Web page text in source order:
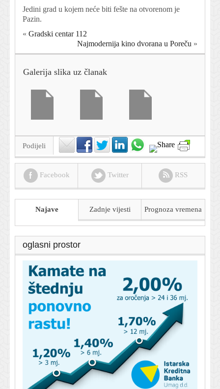
Jedini grad u kojem neće biti fešte na otvorenom je
Pazin.
« Gradski centar 112
Najmodernija kino dvorana u Poreču »
Galerija slika uz članak
Podijeli
Facebook Twitter RSS
Najave Zadnje vijesti Prognoza vremena
oglasni prostor